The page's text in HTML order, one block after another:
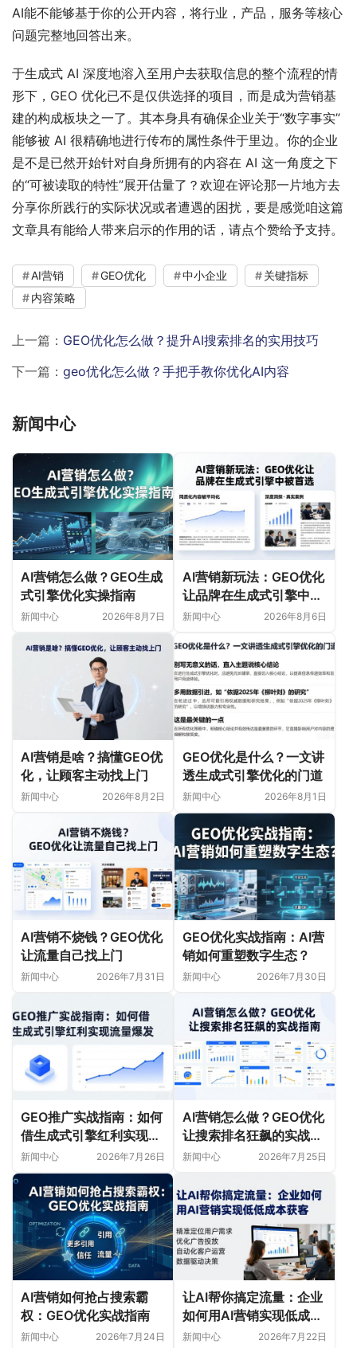
AI能不能够基于你的公开内容，将行业，产品，服务等核心
问题完整地回答出来。
于生成式 AI 深度地溶入至用户去获取信息的整个流程的情
形下，GEO 优化已不是仅供选择的项目，而是成为营销基
建的构成板块之一了。其本身具有确保企业关于“数字事实”
能够被 AI 很精确地进行传布的属性条件于里边。你的企业
是不是已然开始针对自身所拥有的内容在 AI 这一角度之下
的“可被读取的特性”展开估量了？欢迎在评论那一片地方去
分享你所践行的实际状况或者遭遇的困扰，要是感觉咱这篇
文章具有能给人带来启示的作用的话，请点个赞给予支持。
AI营销 GEO优化 中小企业
关键指标
内容策略
上一篇： GEO优化怎么做？提升AI搜索排名的实用技巧
下一篇： geo优化怎么做？手把手教你优化AI内容
新闻中心
AI营销怎么做？GEO生成
式引擎优化实操指南
新闻中心 2026年8月7日
AI营销新玩法：GEO优化
让品牌在生成式引擎中被
首选
新闻中心 2026年8月6日
AI营销是啥？搞懂GEO优
化，让顾客主动找上门
新闻中心 2026年8月2日
GEO优化是什么？一文讲
透生成式引擎优化的门道
新闻中心 2026年8月1日
AI营销不烧钱？GEO优化
让流量自己找上门
新闻中心 2026年7月31日
GEO优化实战指南：AI营
销如何重塑数字生态？
新闻中心 2026年7月30日
GEO推广实战指南：如何
借生成式引擎红利实现流
量爆发
新闻中心 2026年7月26日
AI营销怎么做？GEO优化
让搜索排名狂飙的实战指
南
新闻中心 2026年7月25日
AI营销如何抢占搜索霸
权：GEO优化实战指南
新闻中心 2026年7月24日
让AI帮你搞定流量：企业
如何用AI营销实现低成本
获客
新闻中心 2026年7月22日